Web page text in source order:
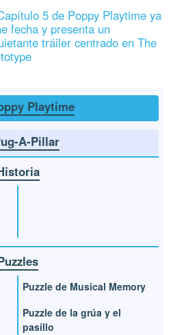
5 de Poppy Playtime ya
fecha y presenta un
tráiler centrado en The
Playtime
A-Pillar
Puzzle de Musical Memory
Puzzle de la grúa y el
pasillo